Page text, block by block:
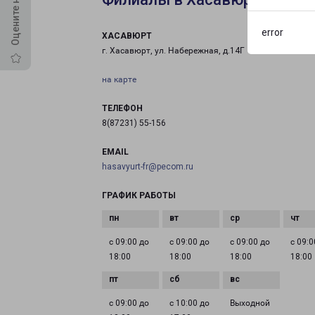
error
ХАСАВЮРТ
г. Хасавюрт, ул. Набережная, д.14Г
на карте
ТЕЛЕФОН
8(87231) 55-156
EMAIL
hasavyurt-fr@pecom.ru
ГРАФИК РАБОТЫ
с 09:00 до
18:00
с 09:00 до
18:00
с 09:00 до
18:00
с
18:00
с 09:00 до
с 10:00 до
Выходной